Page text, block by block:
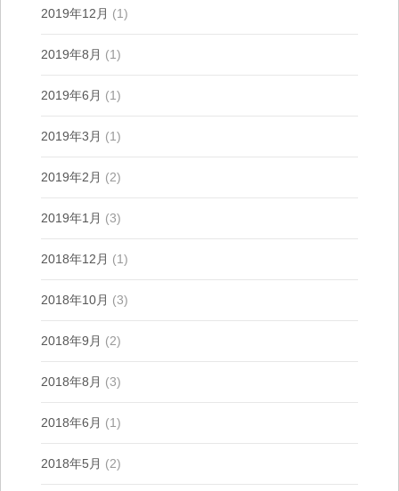
2019年12月 (1)
2019年8月 (1)
2019年6月 (1)
2019年3月 (1)
2019年2月 (2)
2019年1月 (3)
2018年12月 (1)
2018年10月 (3)
2018年9月 (2)
2018年8月 (3)
2018年6月 (1)
2018年5月 (2)